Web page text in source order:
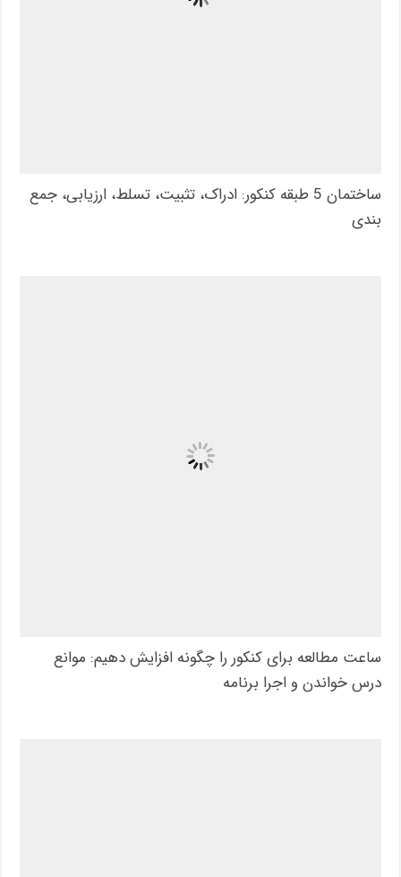
ساختمان 5 طبقه کنکور: ادراک، تثبیت، تسلط، ارزیابی، جمع
بندی
ساعت مطالعه برای کنکور را چگونه افزایش دهیم: موانع
درس خواندن و اجرا برنامه